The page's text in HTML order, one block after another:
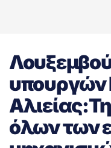
υπουργών
όλων των